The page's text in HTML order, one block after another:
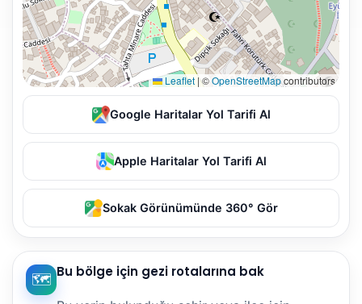
Leaflet |©OpenStreetMapcontributors
Google Haritalar Yol Tarifi Al
Apple Haritalar Yol Tarifi Al
Sokak Görünümünde 360° Gör
🗺️ Bu bölge için gezi rotalarına bak